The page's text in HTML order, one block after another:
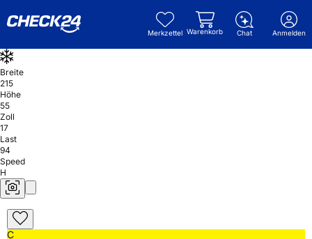
Merkzettel Warenkorb Chat Anmelden
Breite
215
Höhe
55
Zoll
17
Last
94
Speed
H
C